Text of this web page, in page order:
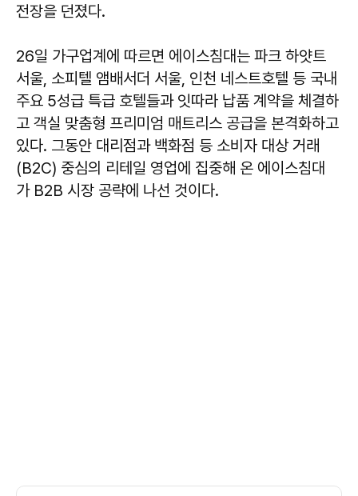
전장을 던졌다.
26일 가구업계에 따르면 에이스침대는 파크 하얏트
서울, 소피텔 앰배서더 서울, 인천 네스트호텔 등 국내
주요 5성급 특급 호텔들과 잇따라 납품 계약을 체결하
고 객실 맞춤형 프리미엄 매트리스 공급을 본격화하고
있다. 그동안 대리점과 백화점 등 소비자 대상 거래
(B2C) 중심의 리테일 영업에 집중해 온 에이스침대
가 B2B 시장 공략에 나선 것이다.